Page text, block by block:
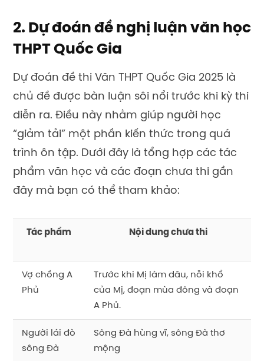
2. Dự đoán đề nghị luận văn học
THPT Quốc Gia
Dự đoán đề thi Văn THPT Quốc Gia 2025 là
chủ đề được bàn luận sôi nổi trước khi kỳ thi
diễn ra. Điều này nhằm giúp người học
“giảm tải” một phần kiến thức trong quá
trình ôn tập. Dưới đây là tổng hợp các tác
phẩm văn học và các đoạn chưa thi gần
đây mà bạn có thể tham khảo:
Tác phẩm Nội dung chưa thi
Vợ chồng A
Phủ
Trước khi Mị làm dâu, nỗi khổ
của Mị, đoạn mùa đông và đoạn
A Phủ.
Người lái đò
sông Đà
Sông Đà hùng vĩ, sông Đà thơ
mộng